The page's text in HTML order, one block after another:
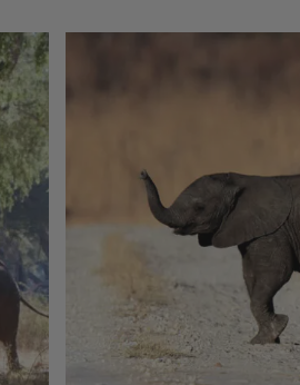
de croiser au détour de la
vous approchez les rivières,
le poisson-chien, ou tigre
lors des safaris et des
environ 550 000 m3 d’eau
intenses. D’en bas, on
ses trajets mouvementés,